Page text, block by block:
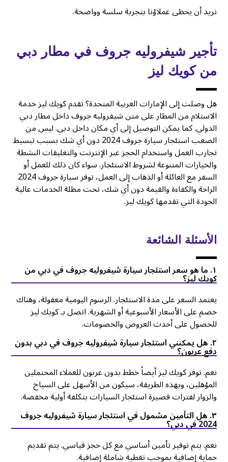
نريد أن يحظى عملاؤنا بتجربة سلسة وواضحة.
تأجير شيفروليه جروف في مطار دبي
من كويك ليز
هل وصلت إلى الإمارات العربية المتحدة؟ تقدم كويك ليز خدمة
الاستلام من المطار على متن شيفروليه جروف داخل مطار دبي
الدولي. كما يمكن التوصيل إلى أي مكان داخل دبي. ليس من
الصعب استئجار سيارة جروف 2024 دون أي شك بسبب تبسيط
تجارب العمل واستخدام الحجز عبر الإنترنت والتعليقات النشطة
والخيارات المتنوعة لشروط الاستئجار. سواء كان ذلك للعمل أو
السفر مع العائلة أو الذهاب إلى العمل، توفر سيارة جروف 2024
الراحة والكفاءة والقيمة دون أي شك، تحت مظلة الخدمات عالية
الجودة التي تقدمها كويك ليز.
الأسئلة الشائعة
١. ما هو سعر استئجار سيارة شيفروليه جروف في دبي من
كويك ليز؟
يعتمد السعر على مدة الاستئجار. الرسوم اليومية معقولة، وهناك
خصم على الأسعار الأسبوعية أو الشهرية. اتصل بـ كويك ليز
للحصول على أحدث العروض والخصومات.
۲. هل يمكنني استئجار سيارة شيفروليه جروف في دبي بدون
دفع عربون؟
نعم. توفر كويك ليز أيضاً خطط بدون عربون للعملاء المحتملين
المؤهلين، وبهذه الطريقة، سيكون من الأسهل على السياح
والزوار لفترات قصيرة استئجار السيارات بتكلفة أولية مخفضة.
۳. هل التأمين مشمول في استئجار سيارة شيفروليه جروف
2024 في دبي؟
نعم. يتم توفير تأمين أساسي مع كل حجز قياسي. يتم تقديم
حماية إضافية بموجب تغطية شاملة إضافية.